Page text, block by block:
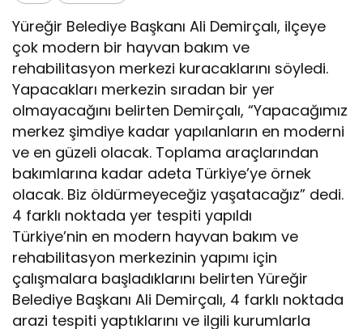
Yüreğir Belediye Başkanı Ali Demirçalı, ilçeye
çok modern bir hayvan bakım ve
rehabilitasyon merkezi kuracaklarını söyledi.
Yapacakları merkezin sıradan bir yer
olmayacağını belirten Demirçalı, “Yapacağımız
merkez şimdiye kadar yapılanların en moderni
ve en güzeli olacak. Toplama araçlarından
bakımlarına kadar adeta Türkiye’ye örnek
olacak. Biz öldürmeyeceğiz yaşatacağız” dedi.
4 farklı noktada yer tespiti yapıldı
Türkiye’nin en modern hayvan bakım ve
rehabilitasyon merkezinin yapımı için
çalışmalara başladıklarını belirten Yüreğir
Belediye Başkanı Ali Demirçalı, 4 farklı noktada
arazi tespiti yaptıklarını ve ilgili kurumlarla